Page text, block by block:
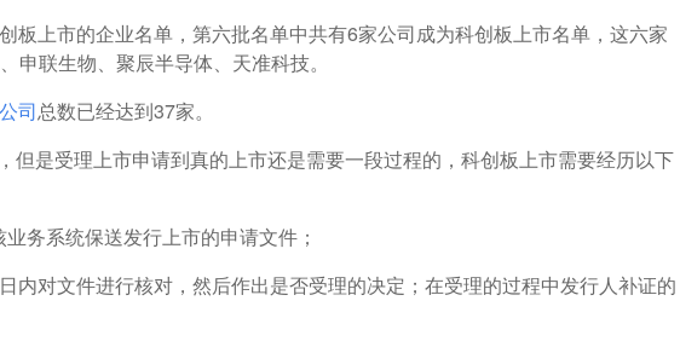
板上市的企业名单，第六批名单中共有6家公司成为科创板上市名单，这六家
申联生物、聚辰半导体、天准科技。
司总数已经达到37家。
但是受理上市申请到真的上市还是需要一段过程的，科创板上市需要经历以下
务系统保送发行上市的申请文件；
内对文件进行核对，然后作出是否受理的决定；在受理的过程中发行人补证的